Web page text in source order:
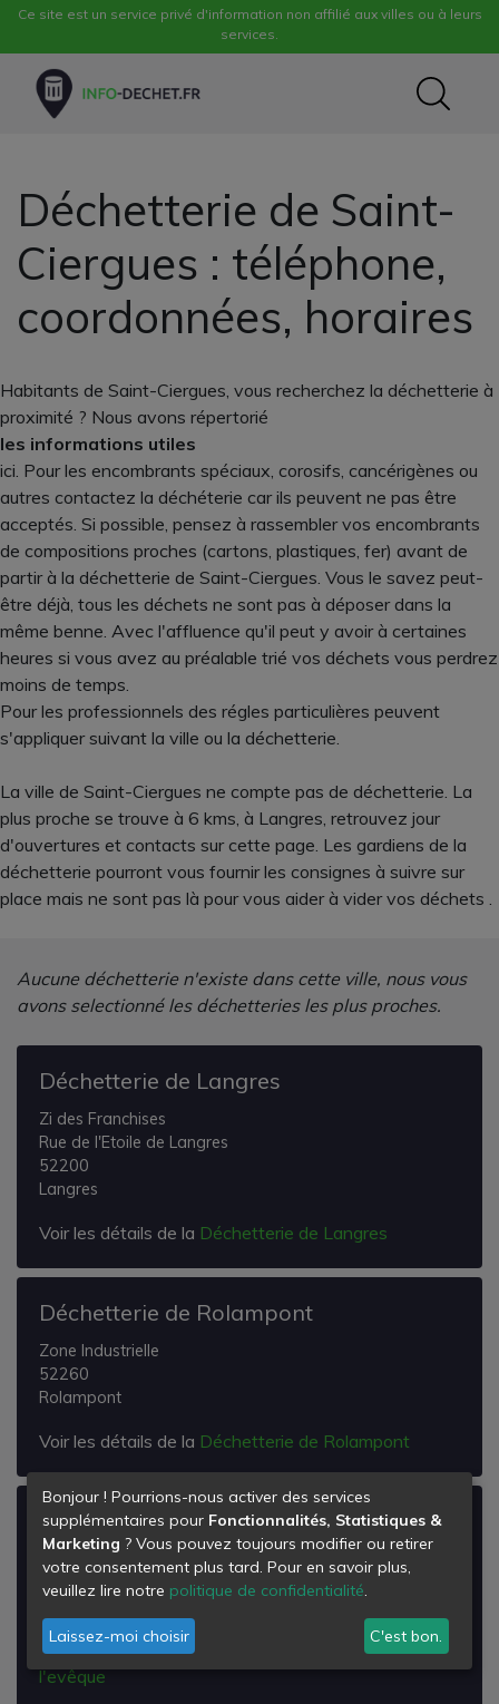
Ce site est un service privé d'information non affilié aux villes ou à leurs
services.
Déchetterie de Saint-
Ciergues : téléphone,
coordonnées, horaires
Habitants de Saint-Ciergues, vous recherchez la déchetterie à
proximité ? Nous avons répertorié
les informations utiles
ici. Pour les encombrants spéciaux, corosifs, cancérigènes ou
autres contactez la déchéterie car ils peuvent ne pas être
acceptés. Si possible, pensez à rassembler vos encombrants
de compositions proches (cartons, plastiques, fer) avant de
partir à la déchetterie de Saint-Ciergues. Vous le savez peut-
être déjà, tous les déchets ne sont pas à déposer dans la
même benne. Avec l'affluence qu'il peut y avoir à certaines
heures si vous avez au préalable trié vos déchets vous perdrez
moins de temps.
Pour les professionnels des régles particulières peuvent
s'appliquer suivant la ville ou la déchetterie.
La ville de Saint-Ciergues ne compte pas de déchetterie. La
plus proche se trouve à 6 kms, à Langres, retrouvez jour
d'ouvertures et contacts sur cette page. Les gardiens de la
déchetterie pourront vous fournir les consignes à suivre sur
place mais ne sont pas là pour vous aider à vider vos déchets .
Aucune déchetterie n'existe dans cette ville, nous vous
avons selectionné les déchetteries les plus proches.
Déchetterie de Langres
Zi des Franchises
Rue de l'Etoile de Langres
52200
Langres
Voir les détails de la Déchetterie de Langres
Déchetterie de Rolampont
Zone Industrielle
52260
Rolampont
Voir les détails de la Déchetterie de Rolampont
Déchetterie Mobile de Neuilly-l'evêque
Rue de la Vieille Perouse
52360
Voir les détails de la
Déchetterie Mobile de Neuilly-
l'evêque
Bonjour ! Pourrions-nous activer des services
supplémentaires pour Fonctionnalités, Statistiques &
Marketing ? Vous pouvez toujours modifier ou retirer
votre consentement plus tard. Pour en savoir plus,
veuillez lire notre politique de confidentialité.
Laissez-moi choisir C'est bon.